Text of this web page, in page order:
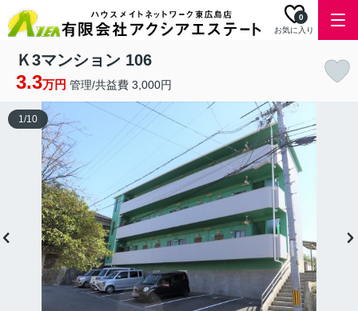
お気に入り
0
Ｋ3マンション 106
3.3万円 管理/共益費 3,000円
1/10